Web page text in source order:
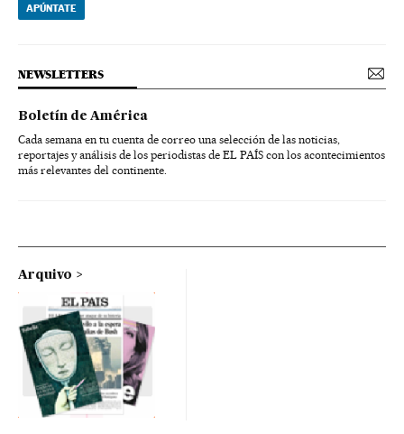
APÚNTATE
NEWSLETTERS
Boletín de América
Cada semana en tu cuenta de correo una selección de las noticias,
reportajes y análisis de los periodistas de EL PAÍS con los acontecimientos
más relevantes del continente.
Arquivo